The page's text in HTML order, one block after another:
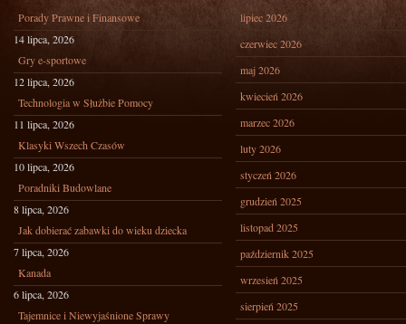
Porady Prawne i Finansowe
14 lipca, 2026
Gry e-sportowe
12 lipca, 2026
Technologia w Służbie Pomocy
11 lipca, 2026
Klasyki Wszech Czasów
10 lipca, 2026
Poradniki Budowlane
8 lipca, 2026
Jak dobierać zabawki do wieku dziecka
7 lipca, 2026
Kanada
6 lipca, 2026
Tajemnice i Niewyjaśnione Sprawy
lipiec 2026
czerwiec 2026
maj 2026
kwiecień 2026
marzec 2026
luty 2026
styczeń 2026
grudzień 2025
listopad 2025
październik 2025
wrzesień 2025
sierpień 2025